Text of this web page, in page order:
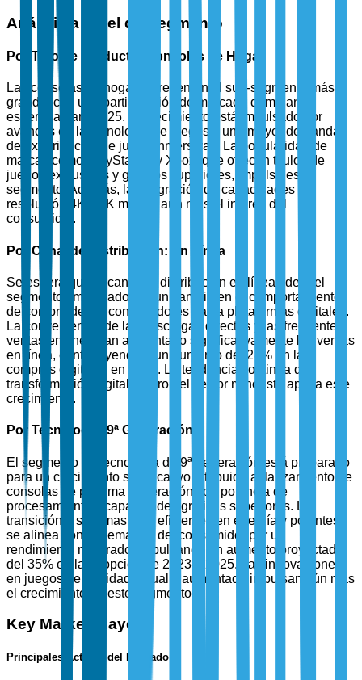
Análisis a Nivel de Segmento
Por Tipo de Producto: Consolas de Hogar
Las consolas de hogar representan el sub-segmento más
grande, con una participación de mercado dominante
esperada para 2025. El crecimiento está impulsado por
avances en la tecnología de juegos y una mayor demanda
de experiencias de juego inmersivas. La popularidad de
marcas como PlayStation y Xbox, que ofrecen títulos de
juegos exclusivos y gráficos superiores, impulsa este
segmento. Además, la integración de capacidades de
resolución 4K y 8K mejora aún más el interés del
consumidor.
Por Canal de Distribución: En Línea
Se espera que el canal de distribución en línea lidere el
segmento, impulsado por un cambio en el comportamiento
de compra de los consumidores hacia plataformas digitales.
La conveniencia de las descargas directas y las frecuentes
ventas en línea han aumentado significativamente las ventas
en línea, contribuyendo a un aumento del 28% en las
compras digitales en 2024. La tendencia continua de
transformación digital dentro del sector minorista apoya este
crecimiento.
Por Tecnología: 9ª Generación
El segmento de tecnología de 9ª generación está preparado
para un crecimiento significativo, atribuido al lanzamiento de
consolas de próxima generación con potencia de
procesamiento y capacidades gráficas superiores. La
transición a sistemas más eficientes en energía y potentes
se alinea con la demanda del consumidor por un
rendimiento mejorado, impulsando un aumento proyectado
del 35% en la adopción de 2023 a 2025. Las innovaciones
en juegos de realidad virtual y aumentada impulsan aún más
el crecimiento de este segmento.
Key Market Players
Principales Actores del Mercado